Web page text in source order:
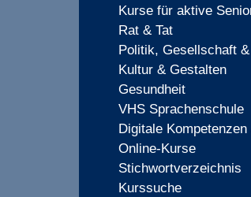
Kurse für aktive
Rat & Tat
Politik, Gesellschaft
Kultur & Gestalten
Gesundheit
VHS Sprachenschule
Digitale Kompetenzen
Online-Kurse
Stichwortverzeichnis
Kurssuche